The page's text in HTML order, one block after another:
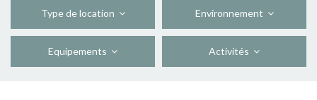
Type de location Environnement
Equipements Activités